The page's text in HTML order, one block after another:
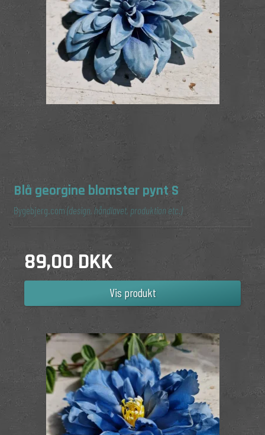
Blå georgine blomster pynt S
Bygebjerg.com(design, håndlavet, produktion etc.)
89,00 DKK
Vis produkt